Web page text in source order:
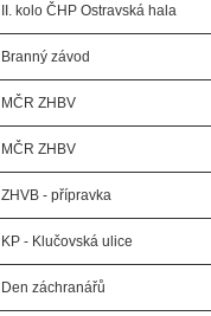
II. kolo ČHP Ostravská hala
Branný závod
MČR ZHBV
MČR ZHBV
ZHVB - přípravka
KP - Klučovská ulice
Den záchranářů